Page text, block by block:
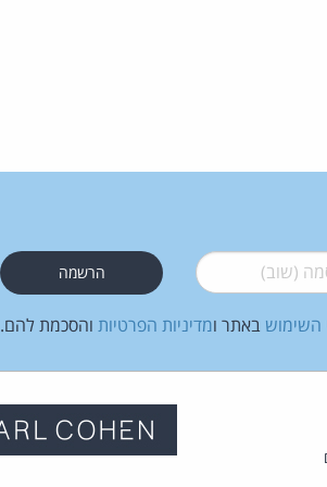
(שוב)*
השימוש באתר ומדיניות הפרטיות והסכמת להם.